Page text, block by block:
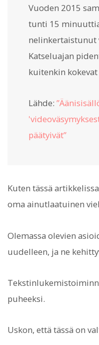
Vuoden 2015
tunti 15
nelinkertaistunut
Katseluajan
kuitenkin
Lähde:
päätyivät”
Kuten tässä
oma ainutlaatuinen
Olemassa olevien
uudelleen, ja ne
puheeksi.
Uskon, että tässä on